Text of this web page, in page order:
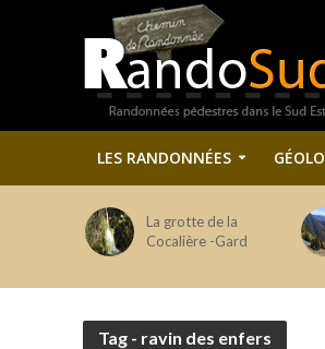
LES RANDONNÉES
La grotte de la
Cocalière -Gard
Tag - ravin des enfers